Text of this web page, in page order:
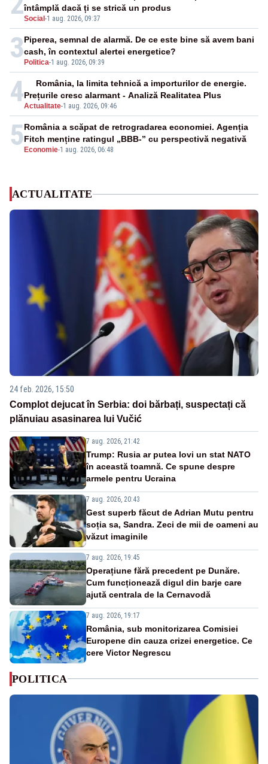
Social -1 aug. 2026, 09:37
întâmplă dacă ți se strică un produs
3 Politica-1 aug. 2026, 09:39
Piperea, semnal de alarmă. De ce este bine să avem bani
cash, în contextul alertei energetice?
4Actualitate-1 aug. 2026, 09:46
România, la limita tehnică a importurilor de energie.
Prețurile cresc alarmant - Analiză Realitatea Plus
5 Economie-1 aug. 2026, 06:48
România a scăpat de retrogradarea economiei. Agenția
Fitch menține ratingul „BBB-” cu perspectivă negativă
ACTUALITATE
24 feb. 2026, 15:50
Complot dejucat în Serbia: doi bărbați, suspectați că
plănuiau asasinarea lui Vučić
7 aug. 2026, 21:42
Trump: Rusia ar putea lovi un stat NATO
în această toamnă. Ce spune despre
armele pentru Ucraina
7 aug. 2026, 20:43
Gest superb făcut de Adrian Mutu pentru
soția sa, Sandra. Zeci de mii de oameni au
văzut imaginile
7 aug. 2026, 19:45
Operațiune fără precedent pe Dunăre.
Cum funcționează digul din barje care
ajută centrala de la Cernavodă
7 aug. 2026, 19:17
România, sub monitorizarea Comisiei
Europene din cauza crizei energetice. Ce
cere Victor Negrescu
POLITICA